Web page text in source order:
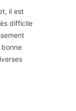
il est
difficile